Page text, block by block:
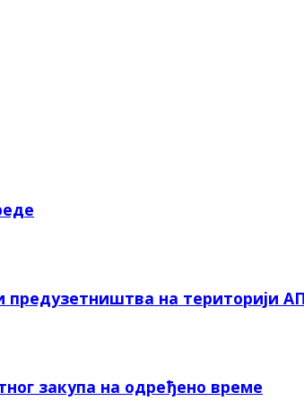
на територији
закупа на одређено време